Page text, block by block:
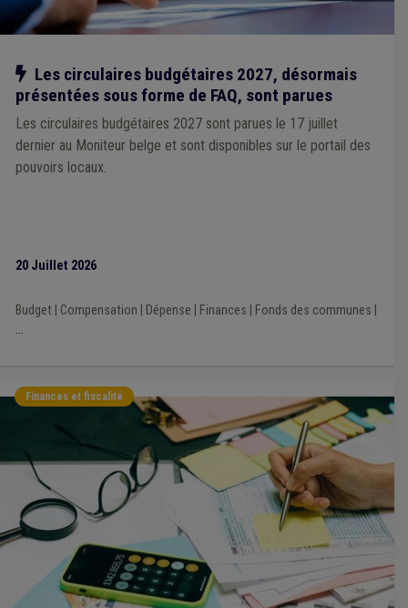
Notre action
Les circulaires budgétaires 2027, désormais
présentées sous forme de FAQ, sont parues
Les circulaires budgétaires 2027 sont parues le 17 juillet
dernier au Moniteur belge et sont disponibles sur le portail des
pouvoirs locaux.
20 Juillet 2026
Budget| Compensation Dépense Finances Fonds des communes
...
Finances et fiscalité